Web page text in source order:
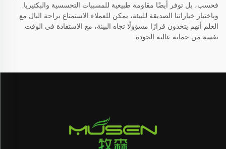
فحسب، بل توفر أيضًا مقاومة طبيعية للمسببات التحسسية والبكتيريا.
وباختيار خياراتنا الصديقة للبيئة، يمكن للعملاء الاستمتاع براحة البال مع
العلم أنهم يتخذون قرارًا مسؤولًا تجاه البيئة، مع الاستفادة في الوقت
نفسه من حماية عالية الجودة.